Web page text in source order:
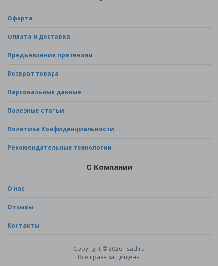
Оферта
Оплата и доставка
Предъявление претензии
Возврат товара
Персональные данные
Полезные статьи
Политика Конфиденциальности
Рекомендательные технологии
О Компании
О нас
Отзывы
Контакты
Copyright © 2026 - sad.ru
Все права защищены